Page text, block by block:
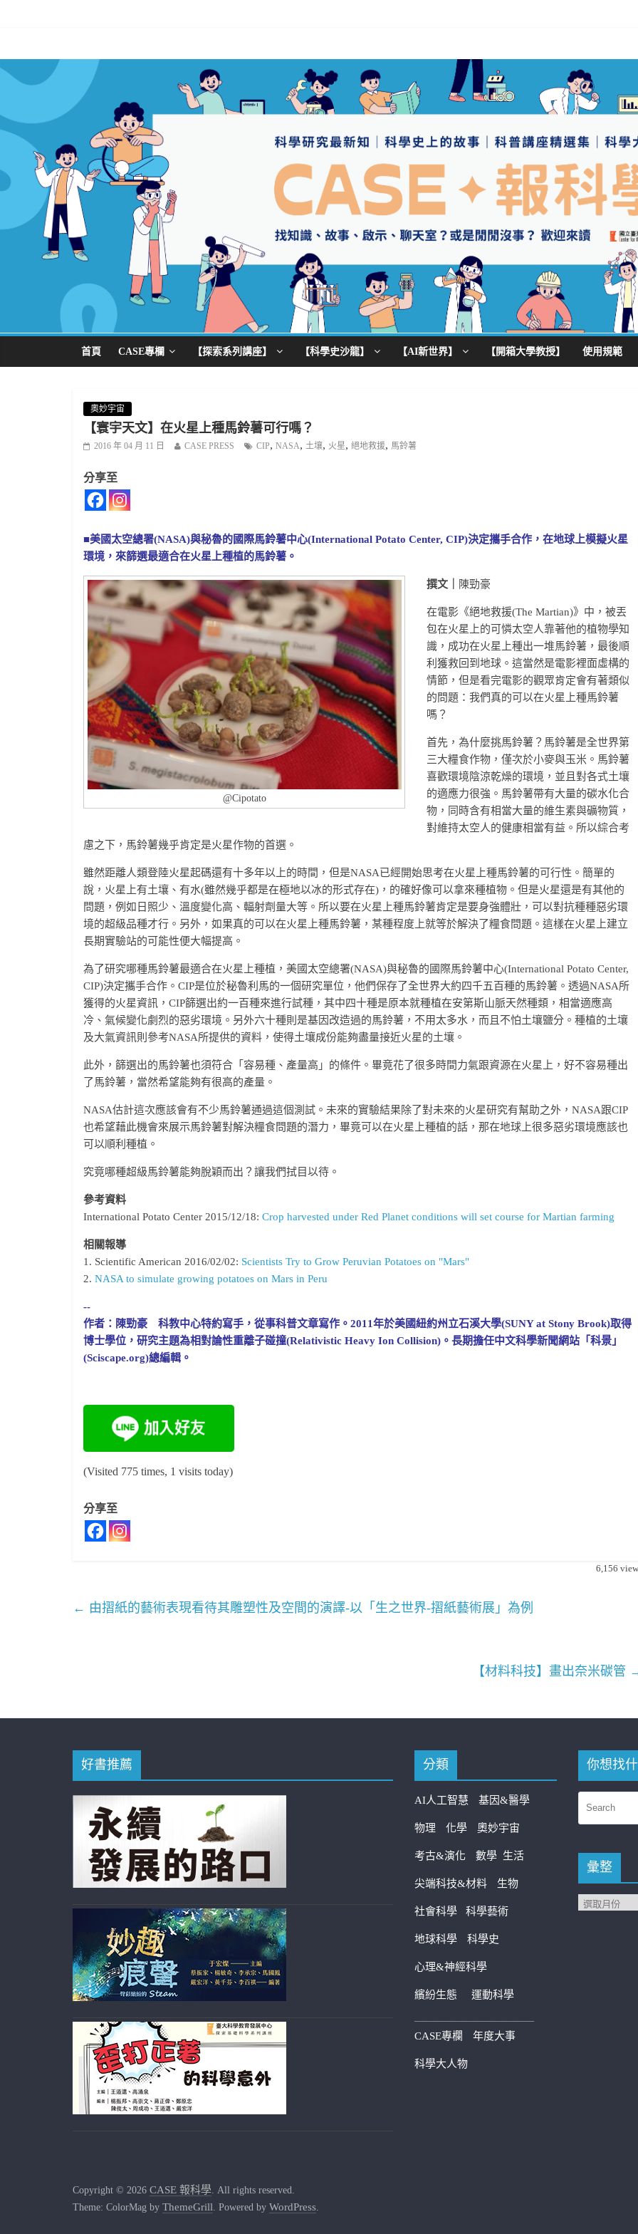
首頁 CASE專欄 【探索系列講座】 【科學史沙龍】 【AI新世界】 【開箱大學教授】 使用規範
奧妙宇宙
【寰宇天文】在火星上種馬鈴薯可行嗎？
2016 年 04 月 11 日 CASE PRESS CIP, NASA, 土壤, 火星, 絕地救援, 馬鈴薯
分享至
■美國太空總署(NASA)與秘魯的國際馬鈴薯中心(International Potato Center, CIP)決定攜手合作，在地球上模擬火星
環境，來篩選最適合在火星上種植的馬鈴薯。
@Cipotato
撰文｜ 陳勁豪
在電影《絕地救援(The Martian)》中，被丟
包在火星上的可憐太空人靠著他的植物學知
識，成功在火星上種出一堆馬鈴薯，最後順
利獲救回到地球。這當然是電影裡面虛構的
情節，但是看完電影的觀眾肯定會有著類似
的問題：我們真的可以在火星上種馬鈴薯
嗎？
首先，為什麼挑馬鈴薯？馬鈴薯是全世界第
三大糧食作物，僅次於小麥與玉米。馬鈴薯
喜歡環境陰涼乾燥的環境，並且對各式土壤
的適應力很強。馬鈴薯帶有大量的碳水化合
物，同時含有相當大量的維生素與礦物質，
對維持太空人的健康相當有益。所以綜合考
慮之下，馬鈴薯幾乎肯定是火星作物的首選。
雖然距離人類登陸火星起碼還有十多年以上的時間，但是NASA已經開始思考在火星上種馬鈴薯的可行性。簡單的
說，火星上有土壤、有水(雖然幾乎都是在極地以冰的形式存在)，的確好像可以拿來種植物。但是火星還是有其他的
問題，例如日照少、溫度變化高、輻射劑量大等。所以要在火星上種馬鈴薯肯定是要身強體壯，可以對抗種種惡劣環
境的超級品種才行。另外，如果真的可以在火星上種馬鈴薯，某種程度上就等於解決了糧食問題。這樣在火星上建立
長期實驗站的可能性便大幅提高。
為了研究哪種馬鈴薯最適合在火星上種植，美國太空總署(NASA)與秘魯的國際馬鈴薯中心(International Potato Center,
CIP)決定攜手合作。CIP是位於秘魯利馬的一個研究單位，他們保存了全世界大約四千五百種的馬鈴薯。透過NASA所
獲得的火星資訊，CIP篩選出約一百種來進行試種，其中四十種是原本就種植在安第斯山脈天然種類，相當適應高
冷、氣候變化劇烈的惡劣環境。另外六十種則是基因改造過的馬鈴薯，不用太多水，而且不怕土壤鹽分。種植的土壤
及大氣資訊則參考NASA所提供的資料，使得土壤成份能夠盡量接近火星的土壤。
此外，篩選出的馬鈴薯也須符合「容易種、產量高」的條件。畢竟花了很多時間力氣跟資源在火星上，好不容易種出
了馬鈴薯，當然希望能夠有很高的產量。
NASA估計這次應該會有不少馬鈴薯通過這個測試。未來的實驗結果除了對未來的火星研究有幫助之外，NASA跟CIP
也希望藉此機會來展示馬鈴薯對解決糧食問題的潛力，畢竟可以在火星上種植的話，那在地球上很多惡劣環境應該也
可以順利種植。
究竟哪種超級馬鈴薯能夠脫穎而出？讓我們拭目以待。
參考資料
International Potato Center 2015/12/18: Crop harvested under Red Planet conditions will set course for Martian farming
相關報導
1. Scientific American 2016/02/02: Scientists Try to Grow Peruvian Potatoes on "Mars"
2. NASA to simulate growing potatoes on Mars in Peru
--
作者：陳勁豪 科教中心特約寫手，從事科普文章寫作。2011年於美國紐約州立石溪大學(SUNY at Stony Brook)取得
博士學位，研究主題為相對論性重離子碰撞(Relativistic Heavy Ion Collision)。長期擔任中文科學新聞網站「科景」
(Sciscape.org)總編輯。
(Visited 775 times, 1 visits today)
分享至
6,156
← 由摺紙的藝術表現看待其雕塑性及空間的演譯-以「生之世界-摺紙藝術展」為例
【材料科技】畫出奈米碳管
好書推薦 分類
AI人工智慧 基因&醫學
物理 化學 奧妙宇宙
考古&演化 數學 生活
尖端科技&材料 生物
社會科學 科學藝術
地球科學 科學史
心理&神經科學
繽紛生態 運動科學
————————————
CASE專欄 年度大事
科學大人物
你想找
彙整
Copyright © 2026 CASE 報科學 . All rights reserved.
Theme: ColorMag by ThemeGrill . Powered by WordPress